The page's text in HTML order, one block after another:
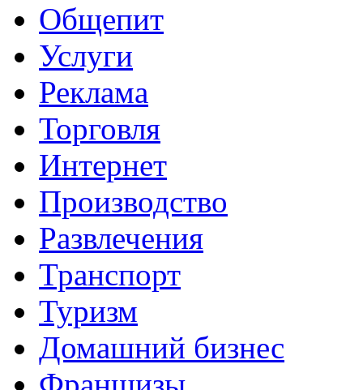
Общепит
Услуги
Реклама
Торговля
Интернет
Производство
Развлечения
Транспорт
Туризм
Домашний бизнес